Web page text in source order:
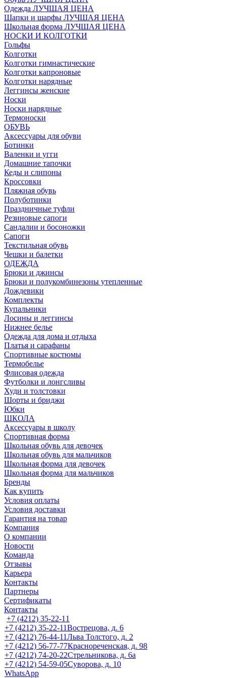
Одежда ЛУЧШАЯ ЦЕНА
Шапки и шарфы ЛУЧШАЯ ЦЕНА
Школьная форма ЛУЧШАЯ ЦЕНА
НОСКИ И КОЛГОТКИ
Гольфы
Колготки
Колготки гимнастические
Колготки капроновые
Колготки нарядные
Леггинсы женские
Носки
Носки нарядные
Термоноски
ОБУВЬ
Аксессуары для обуви
Ботинки
Валенки и угги
Домашние тапочки
Кеды и слипоны
Кроссовки
Пляжная обувь
Полуботинки
Праздничные туфли
Резиновые сапоги
Сандалии и босоножки
Сапоги
Текстильная обувь
Чешки и балетки
ОДЕЖДА
Брюки и джинсы
Брюки и полукомбинезоны утепленные
Дождевики
Комплекты
Купальники
Лосины и леггинсы
Нижнее белье
Одежда для дома и отдыха
Платья и сарафаны
Спортивные костюмы
Термобелье
Флисовая одежда
Футболки и лонгсливы
Худи и толстовки
Шорты и бриджи
Юбки
ШКОЛА
Аксессуары в школу
Спортивная форма
Школьная обувь для девочек
Школьная обувь для мальчиков
Школьная форма для девочек
Школьная форма для мальчиков
Бренды
Как купить
Условия оплаты
Условия доставки
Гарантия на товар
Компания
О компании
Новости
Команда
Отзывы
Карьера
Контакты
Партнеры
Сертификаты
Контакты
+7 (4212) 35-22-11
+7 (4212) 35-22-11Вострецова, д. 6
+7 (4212) 76-44-11Льва Толстого, д. 2
+7 (4212) 56-77-77Краснореченская, д. 98
+7 (4212) 74-20-22Стрельникова, д. 6а
+7 (4212) 54-59-05Суворова, д. 10
WhatsApp